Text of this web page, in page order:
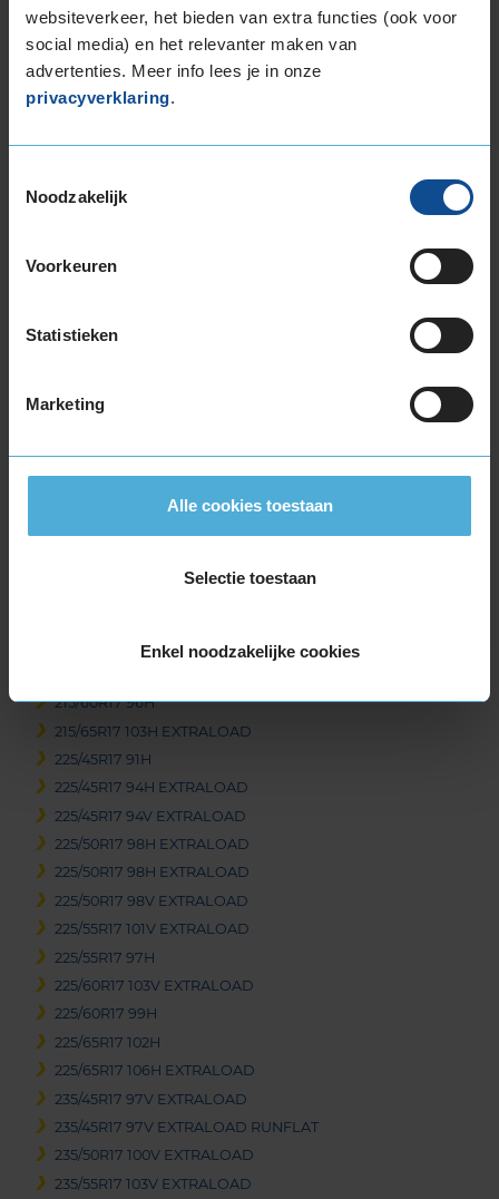
websiteverkeer, het bieden van extra functies (ook voor
social media) en het relevanter maken van
advertenties. Meer info lees je in onze
privacyverklaring.
Noodzakelijk
Voorkeuren
Statistieken
Marketing
Alle cookies toestaan
Selectie toestaan
Enkel noodzakelijke cookies
215/55R16 93H
215/55R16 97H EXTRALOAD
215/55R16 97V EXTRALOAD
215/60R16 99H EXTRALOAD
17-inch banden
205/45R17 88V EXTRALOAD
215/40R17 87V EXTRALOAD
215/45R17 91V EXTRALOAD
215/50R17 95V EXTRALOAD
215/55R17 98H EXTRALOAD
215/60R17 100H EXTRALOAD
215/60R17 96H
215/65R17 103H EXTRALOAD
225/45R17 91H
225/45R17 94H EXTRALOAD
225/45R17 94V EXTRALOAD
225/50R17 98H EXTRALOAD
225/50R17 98H EXTRALOAD
225/50R17 98V EXTRALOAD
225/55R17 101V EXTRALOAD
225/55R17 97H
225/60R17 103V EXTRALOAD
225/60R17 99H
225/65R17 102H
225/65R17 106H EXTRALOAD
235/45R17 97V EXTRALOAD
235/45R17 97V EXTRALOAD RUNFLAT
235/50R17 100V EXTRALOAD
235/55R17 103V EXTRALOAD